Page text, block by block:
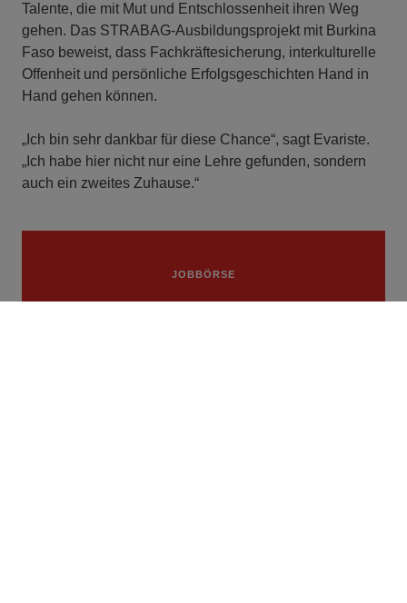
Talente, die mit Mut und Entschlossenheit ihren Weg
gehen. Das STRABAG-Ausbildungsprojekt mit Burkina
Faso beweist, dass Fachkräftesicherung, interkulturelle
Offenheit und persönliche Erfolgsgeschichten Hand in
Hand gehen können.
„Ich bin sehr dankbar für diese Chance“, sagt Evariste.
„Ich habe hier nicht nur eine Lehre gefunden, sondern
auch ein zweites Zuhause.“
JOBBÖRSE
Bereit für deine